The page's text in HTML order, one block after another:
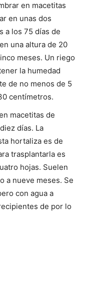
en macetitas
en unas dos
a los 75 días de
una altura de 20
meses. Un riego
la humedad
de no menos de 5
centímetros.
macetitas de
días. La
hortaliza es de
trasplantarla es
hojas. Suelen
a nueve meses. Se
con agua a
de por lo